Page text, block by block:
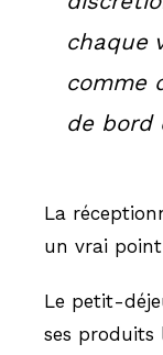
chaque
comme
de bord
La
un vrai
Le petit-
ses produits